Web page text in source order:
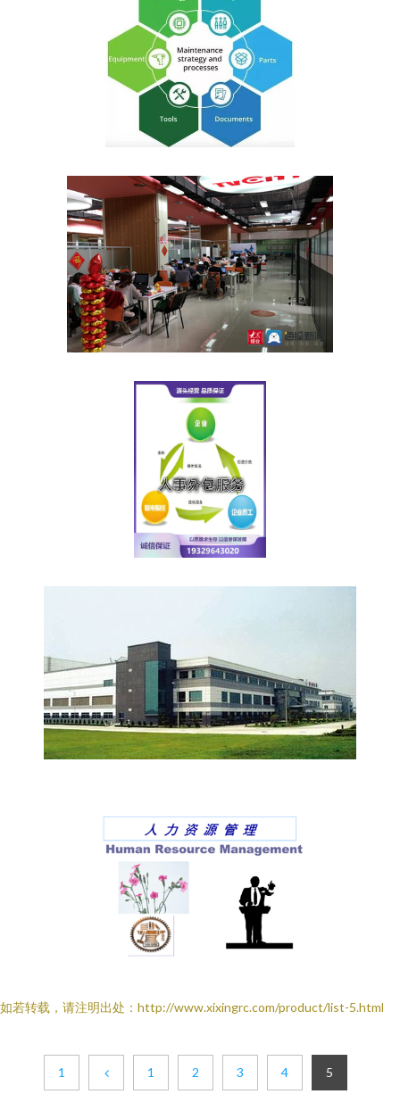
如若转载，请注明出处：http://www.xixingrc.com/product/list-5.html
1 1 2 3 4 5